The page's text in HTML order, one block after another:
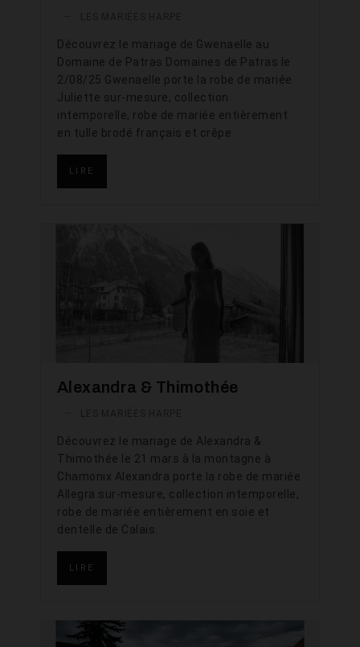
Découvrez le mariage de Gwenaelle au
Domaine de Patras Domaines de Patras le
2/08/25 Gwenaelle porte la robe de mariée
Juliette sur-mesure, collection
intemporelle, robe de mariée entièrement
en tulle brodé français et crêpe
LIRE
Alexandra & Thimothée
Découvrez le mariage de Alexandra &
Thimothée le 21 mars à la montagne à
Chamonix Alexandra porte la robe de mariée
Allegra sur-mesure, collection intemporelle,
robe de mariée entièrement en soie et
dentelle de Calais.
LIRE